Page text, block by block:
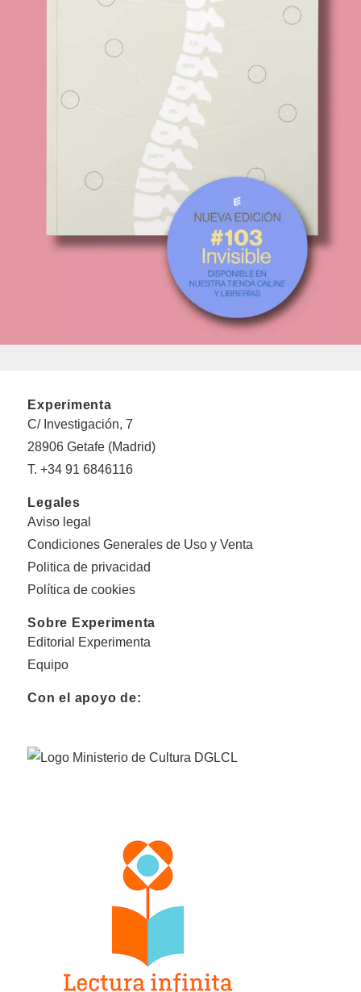
Experimenta
C/ Investigación, 7
28906 Getafe (Madrid)
T. +34 91 6846116
Legales
Aviso legal
Condiciones Generales de Uso y Venta
Politica de privacidad
Política de cookies
Sobre Experimenta
Editorial Experimenta
Equipo
Con el apoyo de: